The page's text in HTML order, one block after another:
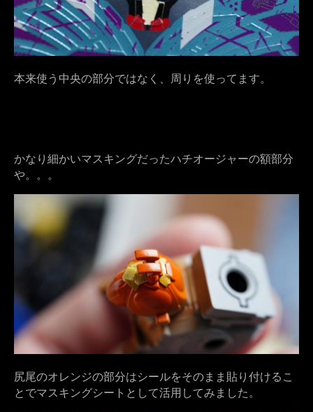
本来使う中央の部分ではなく、周りを使ってます。
かなり細かいマスキングだったハチオージャーの額部分
や。。。
尻尾のオレンジの部分はシールをそのまま貼り付けるこ
とでマスキングシートとして活用してみました。